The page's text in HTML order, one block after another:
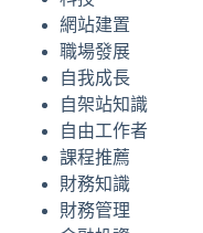
網站建置
職場發展
自我成長
自架站知識
自由工作者
課程推薦
財務知識
財務管理